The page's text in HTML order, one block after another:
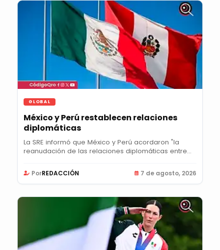
GLOBAL
México y Perú restablecen relaciones
diplomáticas
La SRE informó que México y Perú acordaron "la
reanudación de las relaciones diplomáticas entre...
PorREDACCIÓN 7 de agosto, 2026